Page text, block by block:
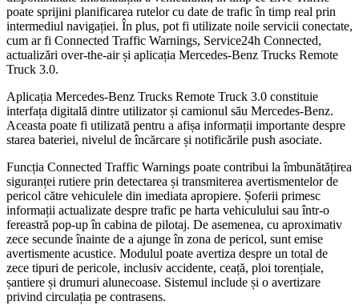
poate sprijini planificarea rutelor cu date de trafic în timp real prin
intermediul navigației. În plus, pot fi utilizate noile servicii conectate,
cum ar fi Connected Traffic Warnings, Service24h Connected,
actualizări over-the-air și aplicația Mercedes-Benz Trucks Remote
Truck 3.0.
Aplicația Mercedes-Benz Trucks Remote Truck 3.0 constituie
interfața digitală dintre utilizator și camionul său Mercedes-Benz.
Aceasta poate fi utilizată pentru a afișa informații importante despre
starea bateriei, nivelul de încărcare și notificările push asociate.
Funcția Connected Traffic Warnings poate contribui la îmbunătățirea
siguranței rutiere prin detectarea și transmiterea avertismentelor de
pericol către vehiculele din imediata apropiere. Șoferii primesc
informații actualizate despre trafic pe harta vehiculului sau într-o
fereastră pop-up în cabina de pilotaj. De asemenea, cu aproximativ
zece secunde înainte de a ajunge în zona de pericol, sunt emise
avertismente acustice. Modulul poate avertiza despre un total de
zece tipuri de pericole, inclusiv accidente, ceață, ploi torențiale,
șantiere și drumuri alunecoase. Sistemul include și o avertizare
privind circulația pe contrasens.